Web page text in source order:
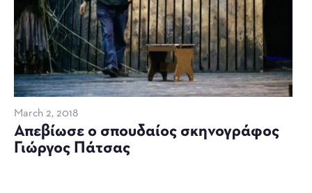
March 2, 2018
Απεβίωσε ο σπουδαίος σκηνογράφος
Γιώργος Πάτσας